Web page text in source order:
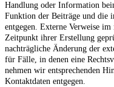
Handlung oder Information
Funktion der Beiträge und die
entgegen. Externe Verweise
Zeitpunkt ihrer Erstellung
nachträgliche Änderung der
für Fälle, in denen eine
nehmen wir entsprechenden
Kontaktdaten entgegen.